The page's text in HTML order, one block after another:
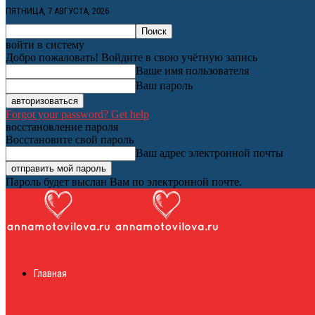
ПЯТНИЦА, 7 АВГУСТА, 2026
войти в систему
Добро пожаловать! Войдите в свою учётную запись
Ваше имя пользователя
Ваш пароль
Forgot your password? Get help
восстановление пароля
Восстановите свой пароль
Ваш адрес электронной почты
Пароль будет выслан Вам по электронной почте.
Главная